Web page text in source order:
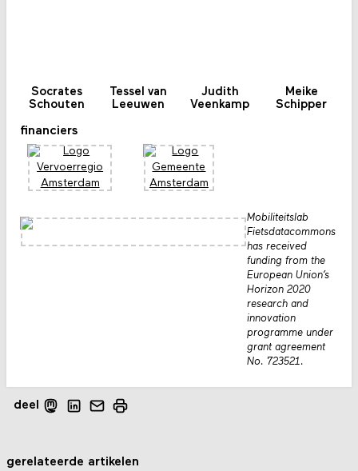
deel
Socrates
Schouten
Tessel van
Leeuwen
Judith
Veenkamp
Meike
Schipper
financiers
Mobiliteitslab
Fietsdatacommons
has received
funding from the
European Union’s
Horizon 2020
research and
innovation
programme under
grant agreement
No. 723521.
gerelateerde artikelen